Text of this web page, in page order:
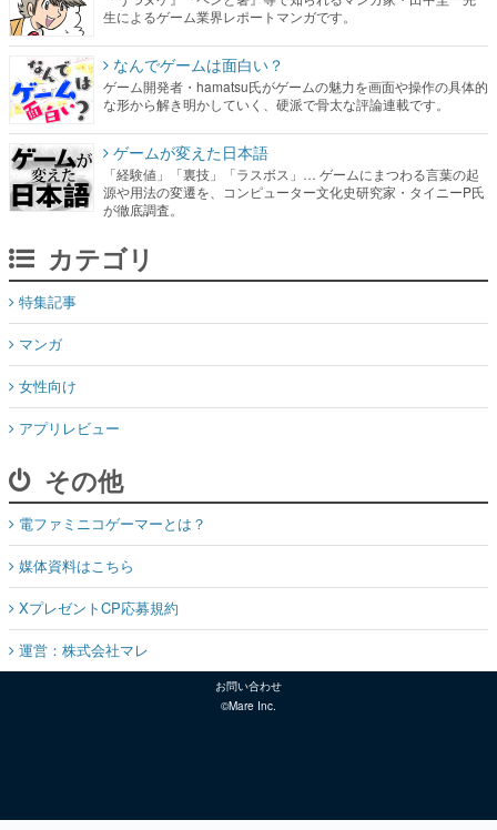
生によるゲーム業界レポートマンガです。
なんでゲームは面白い？
ゲーム開発者・hamatsu氏がゲームの魅力を画面や操作の具体的
な形から解き明かしていく、硬派で骨太な評論連載です。
ゲームが変えた日本語
「経験値」「裏技」「ラスボス」… ゲームにまつわる言葉の起
源や用法の変遷を、コンピューター文化史研究家・タイニーP氏
が徹底調査。
カテゴリ
特集記事
マンガ
女性向け
アプリレビュー
その他
電ファミニコゲーマーとは？
媒体資料はこちら
XプレゼントCP応募規約
運営：株式会社マレ
お問い合わせ
©Mare Inc.